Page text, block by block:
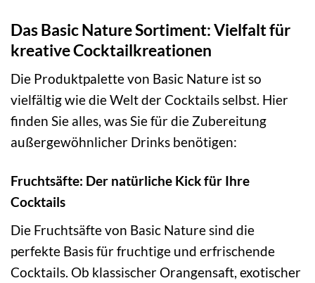
Das Basic Nature Sortiment: Vielfalt für
kreative Cocktailkreationen
Die Produktpalette von Basic Nature ist so
vielfältig wie die Welt der Cocktails selbst. Hier
finden Sie alles, was Sie für die Zubereitung
außergewöhnlicher Drinks benötigen:
Fruchtsäfte: Der natürliche Kick für Ihre
Cocktails
Die Fruchtsäfte von Basic Nature sind die
perfekte Basis für fruchtige und erfrischende
Cocktails. Ob klassischer Orangensaft, exotischer